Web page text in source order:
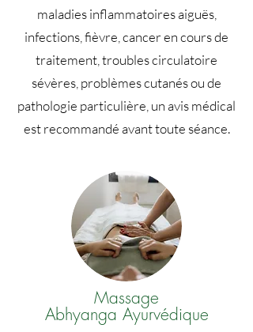
maladies inflammatoires aiguës,
infections, fièvre, cancer en cours de
traitement, troubles circulatoire
sévères, problèmes cutanés ou de
pathologie particulière, un avis médical
est recommandé avant toute séance.
Massage
Abhyanga Ayurvédique